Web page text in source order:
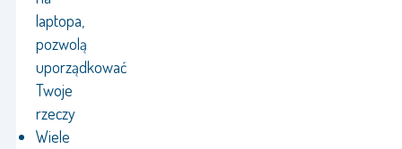
laptopa,
pozwolą
uporządkować
Twoje
rzeczy
Wiele